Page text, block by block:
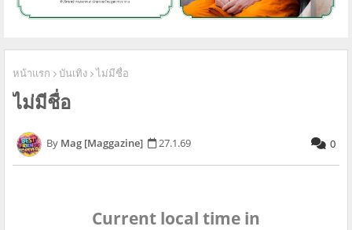
หน้าแรก บันเทิง ไม่มีชื่อ
ไม่มีชื่อ
Mag [Maggazine] 27.1.69 0
Current local time in